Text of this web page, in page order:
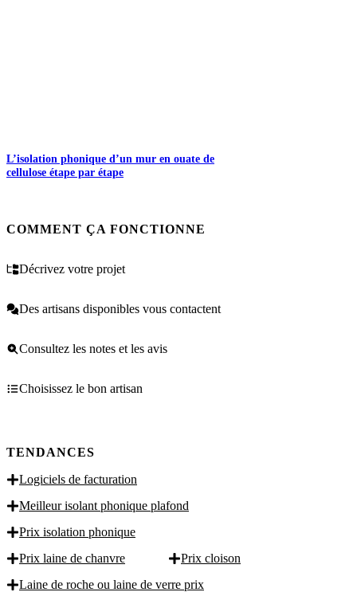
L’isolation phonique d’un mur en ouate de
cellulose étape par étape
COMMENT ÇA FONCTIONNE
Décrivez votre projet
Des artisans disponibles vous contactent
Consultez les notes et les avis
Choisissez le bon artisan
TENDANCES
Logiciels de facturation
Meilleur isolant phonique plafond
Prix isolation phonique
Prix laine de chanvre
Prix cloison
Laine de roche ou laine de verre prix